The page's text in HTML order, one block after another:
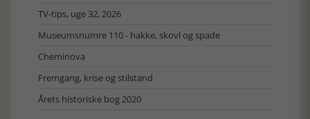
TV-tips, uge 32, 2026
Museumsnumre 110 - hakke, skovl og spade
Cheminova
Fremgang, krise og stilstand
Årets historiske bog 2020